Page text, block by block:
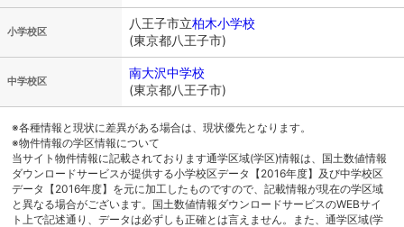
小学校区
八王子市立柏木小学校
(東京都八王子市)
中学校区
南大沢中学校
(東京都八王子市)
※各種情報と現状に差異がある場合は、現状優先となります。
※物件情報の学区情報について
当サイト物件情報に記載されております通学区域(学区)情報は、国土数値情報
ダウンロードサービスが提供する小学校区データ【2016年度】及び中学校区
データ【2016年度】を元に加工したものですので、記載情報が現在の学区域
と異なる場合がございます。国土数値情報ダウンロードサービスのWEBサイ
ト上で記述通り、データは必ずしも正確とは言えません。また、通学区域(学